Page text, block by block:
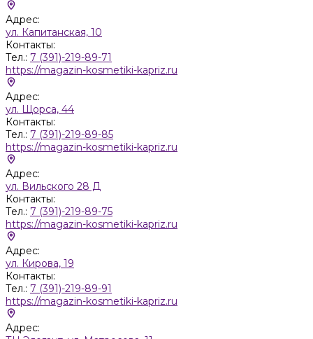
Адрес:
ул. Капитанская, 10
Контакты:
Тел.: 7 (391)-219-89-71
https://magazin-kosmetiki-kapriz.ru
Адрес:
ул. Щорса, 44
Контакты:
Тел.: 7 (391)-219-89-85
https://magazin-kosmetiki-kapriz.ru
Адрес:
ул. Вильского 28 Д
Контакты:
Тел.: 7 (391)-219-89-75
https://magazin-kosmetiki-kapriz.ru
Адрес:
ул. Кирова, 19
Контакты:
Тел.: 7 (391)-219-89-91
https://magazin-kosmetiki-kapriz.ru
Адрес: